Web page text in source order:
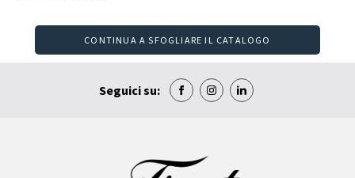
CONTINUA A SFOGLIARE IL CATALOGO
Seguici su: